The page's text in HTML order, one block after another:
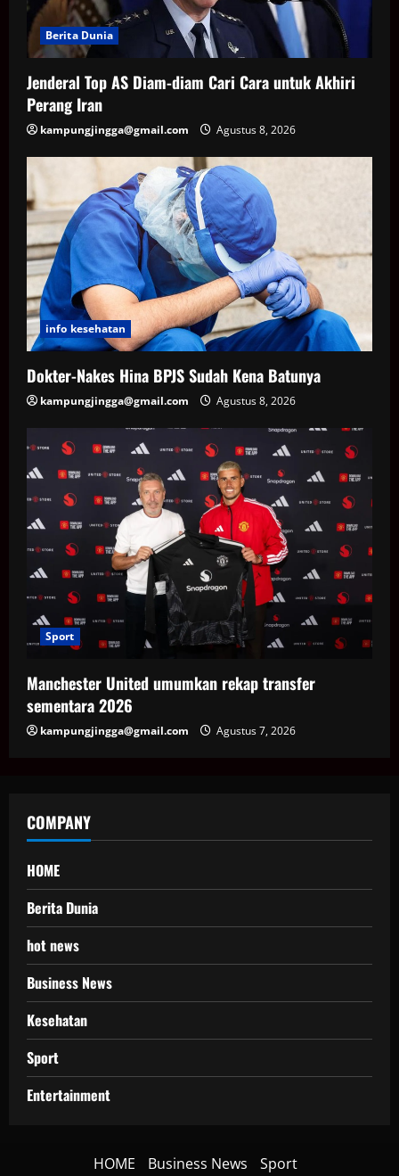
Berita Dunia
Jenderal Top AS Diam-diam Cari Cara untuk Akhiri
Perang Iran
kampungjingga@gmail.com Agustus 8, 2026
info kesehatan
Dokter-Nakes Hina BPJS Sudah Kena Batunya
kampungjingga@gmail.com Agustus 8, 2026
Sport
Manchester United umumkan rekap transfer
sementara 2026
kampungjingga@gmail.com Agustus 7, 2026
COMPANY
HOME
Berita Dunia
hot news
Business News
Kesehatan
Sport
Entertainment
HOME Business News Sport